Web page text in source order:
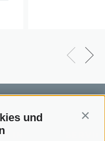
und
IN